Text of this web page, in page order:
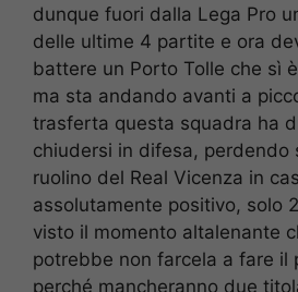
dunque fuori dalla Lega Pro
delle ultime 4 partite e ora
battere un Porto Tolle che sì
ma sta andando avanti a
trasferta questa squadra ha
chiudersi in difesa, perdendo
ruolino del Real Vicenza in
assolutamente positivo, solo
visto il momento altalenante
potrebbe non farcela a fare il
perché mancheranno due